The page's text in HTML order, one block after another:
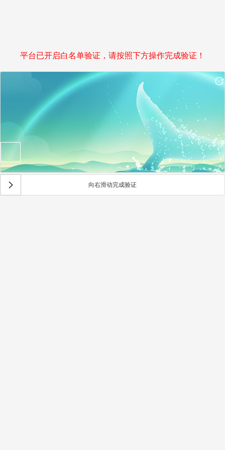
平台已开启白名单验证，请按照下方操作完成验证！
向右滑动完成验证